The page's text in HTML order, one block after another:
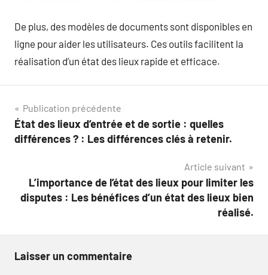
De plus, des modèles de documents sont disponibles en
ligne pour aider les utilisateurs. Ces outils facilitent la
réalisation d’un état des lieux rapide et efficace.
Navigation
de
Publication précédente
État des lieux d’entrée et de sortie : quelles
différences ? : Les différences clés à retenir.
Article suivant
L’importance de l’état des lieux pour limiter les
disputes : Les bénéfices d’un état des lieux bien
réalisé.
Laisser un commentaire